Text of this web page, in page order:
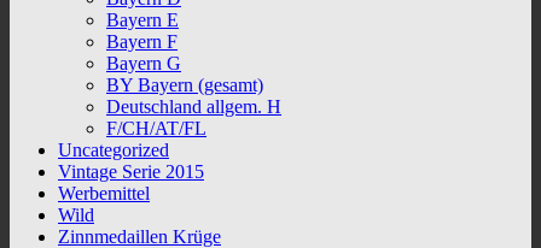
Bayern E
Bayern F
Bayern G
BY Bayern (gesamt)
Deutschland allgem. H
F/CH/AT/FL
Uncategorized
Vintage Serie 2015
Werbemittel
Wild
Zinnmedaillen Krüge